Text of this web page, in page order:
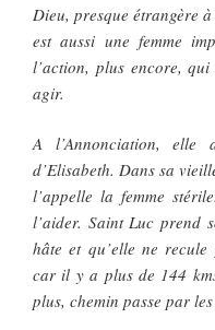
Dieu, presque étrangère
est aussi une femme
l’action, plus encore,
agir.
A l’Annonciation, elle
d’Elisabeth. Dans sa
l’appelle la femme
l’aider. Saint Luc prend
hâte et qu’elle ne
car il y a plus de 144
plus, chemin passe par